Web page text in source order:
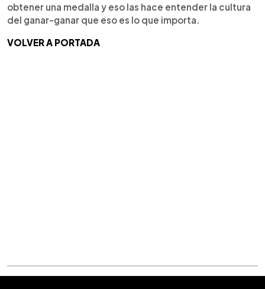
obtener una medalla y eso las hace entender la cultura
del ganar-ganar que eso es lo que importa.
VOLVER A PORTADA